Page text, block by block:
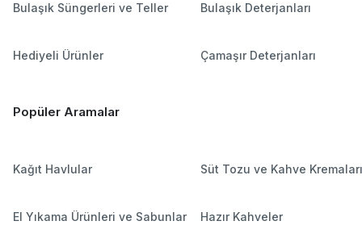
Bulaşık Süngerleri ve Teller Bulaşık Deterjanları
Hediyeli Ürünler Çamaşır Deterjanları
Popüler Aramalar
Kağıt Havlular Süt Tozu ve Kahve Kremaları
El Yıkama Ürünleri ve Sabunlar Hazır Kahveler